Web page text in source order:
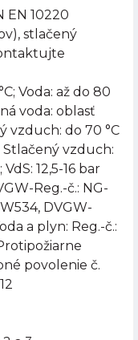
EN 10220
stlačený
Voda: až do 80
voda: oblasť
vzduch: do 70 °C
Stlačený vzduch:
12,5-16 bar
Reg.-č.: NG-
DVGW-
a plyn: Reg.-č.:
povolenie č.